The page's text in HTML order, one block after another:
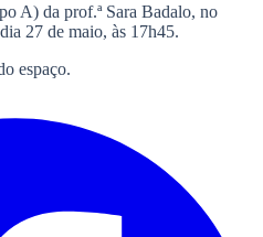
A) da prof.ª Sara Badalo, no
27 de maio, às 17h45.
espaço.